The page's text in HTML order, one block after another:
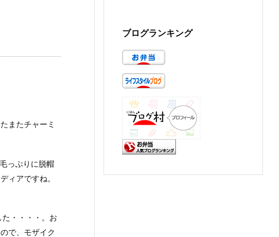
またチャーミ
っぷりに脱帽
ィアですね。
・・・・。お
で、モザイク
ブログランキング